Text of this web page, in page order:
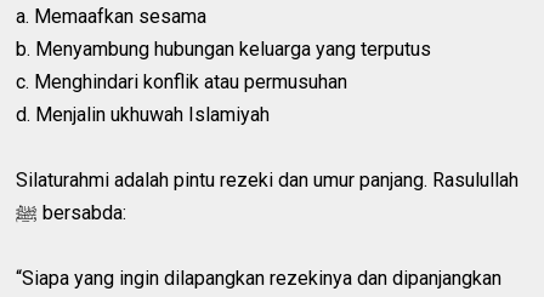
a. Memaafkan sesama
b. Menyambung hubungan keluarga yang terputus
c. Menghindari konflik atau permusuhan
d. Menjalin ukhuwah Islamiyah
Silaturahmi adalah pintu rezeki dan umur panjang. Rasulullah
ﷺ bersabda:
“Siapa yang ingin dilapangkan rezekinya dan dipanjangkan